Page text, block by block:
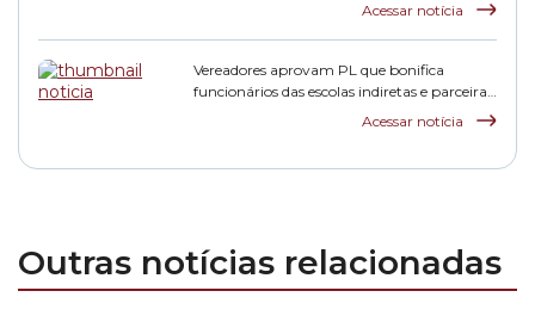
Acessar notícia
Vereadores aprovam PL que bonifica
funcionários das escolas indiretas e parceiras
Acessar notícia
Outras notícias relacionadas